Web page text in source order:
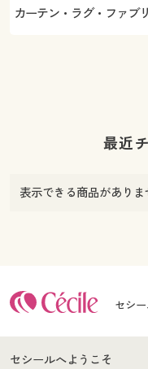
カーテン・ラグ・ファブ
最近
表示できる商品がありま
セシ
セシールへようこそ